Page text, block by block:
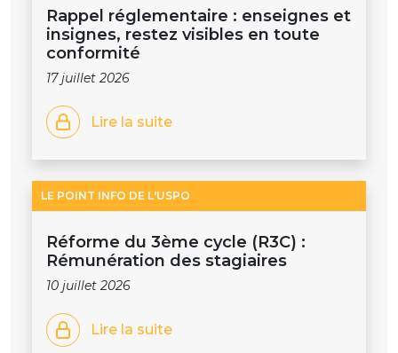
Rappel réglementaire : enseignes et
insignes, restez visibles en toute
conformité
17 juillet 2026
Lire la suite
LE POINT INFO DE L'USPO
Réforme du 3ème cycle (R3C) :
Rémunération des stagiaires
10 juillet 2026
Lire la suite